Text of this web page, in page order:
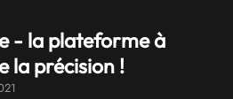
- la plateforme à
la précision !